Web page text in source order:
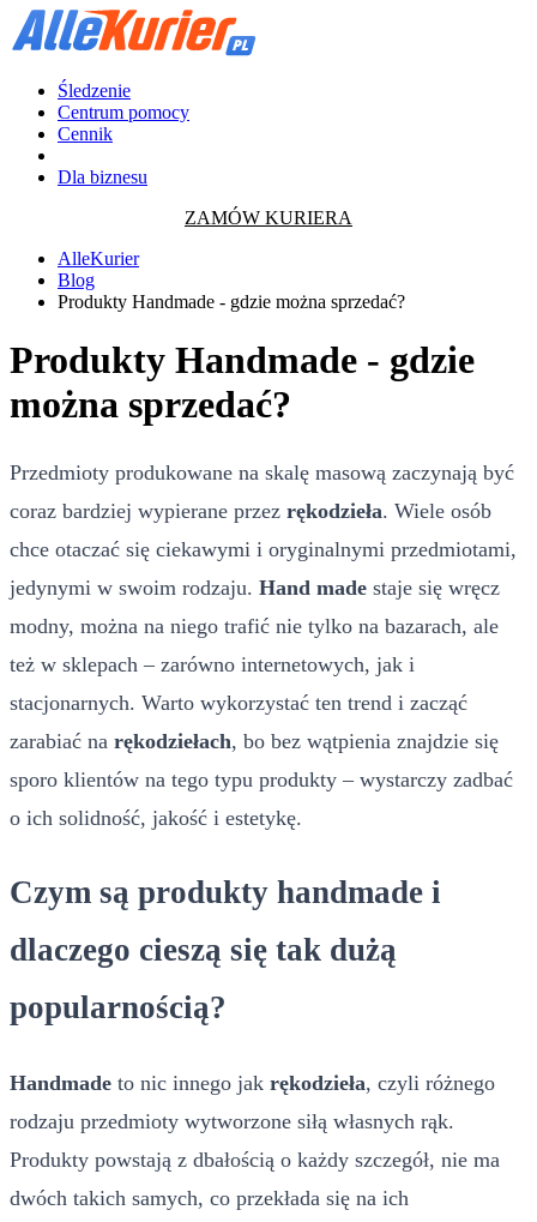
Śledzenie
Centrum pomocy
Cennik
Dla biznesu
ZAMÓW KURIERA
AlleKurier
Blog
Produkty Handmade - gdzie można sprzedać?
Produkty Handmade - gdzie
można sprzedać?
Przedmioty produkowane na skalę masową zaczynają być
coraz bardziej wypierane przez rękodzieła. Wiele osób
chce otaczać się ciekawymi i oryginalnymi przedmiotami,
jedynymi w swoim rodzaju. Hand made staje się wręcz
modny, można na niego trafić nie tylko na bazarach, ale
też w sklepach – zarówno internetowych, jak i
stacjonarnych. Warto wykorzystać ten trend i zacząć
zarabiać na rękodziełach, bo bez wątpienia znajdzie się
sporo klientów na tego typu produkty – wystarczy zadbać
o ich solidność, jakość i estetykę.
Czym są produkty handmade i
dlaczego cieszą się tak dużą
popularnością?
Handmade to nic innego jak rękodzieła, czyli różnego
rodzaju przedmioty wytworzone siłą własnych rąk.
Produkty powstają z dbałością o każdy szczegół, nie ma
dwóch takich samych, co przekłada się na ich